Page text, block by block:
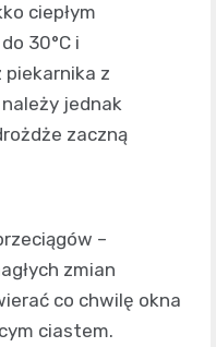
ciepłym
30°C i
piekarnika z
jednak
zaczną
–
zmian
co chwilę okna
ciastem.